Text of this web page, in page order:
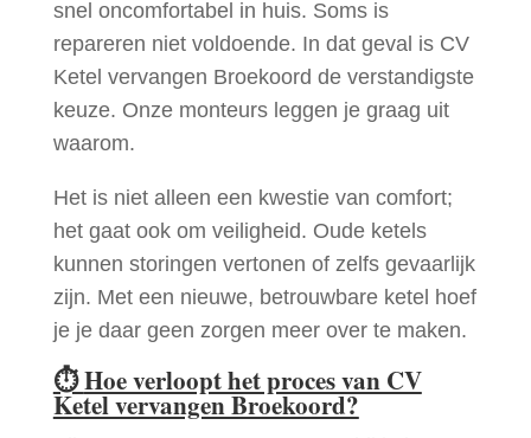
snel oncomfortabel in huis. Soms is
repareren niet voldoende. In dat geval is CV
Ketel vervangen Broekoord de verstandigste
keuze. Onze monteurs leggen je graag uit
waarom.
Het is niet alleen een kwestie van comfort;
het gaat ook om veiligheid. Oude ketels
kunnen storingen vertonen of zelfs gevaarlijk
zijn. Met een nieuwe, betrouwbare ketel hoef
je je daar geen zorgen meer over te maken.
⏱Hoe verloopt het proces van CV
Ketel vervangen Broekoord?